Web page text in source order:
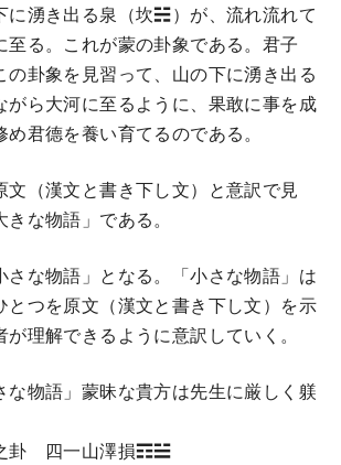
湧き出る泉（坎☵）が、流れ流れて
至る。これが蒙の卦象である。君子
の卦象を見習って、山の下に湧き出る
がら大河に至るように、果敢に事を成
君德を養い育てるのである。
（漢文と書き下し文）と意訳で見
な物語」である。
な物語」となる。「小さな物語」は
とつを原文（漢文と書き下し文）を示
理解できるように意訳していく。
な物語」蒙昧な貴方は先生に厳しく躾
四一山澤損☶☱